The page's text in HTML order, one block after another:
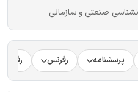
صنعتی و سازمانی
پرسشنامه رفرنس